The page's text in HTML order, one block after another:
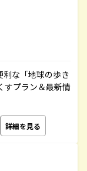
利な「地球の歩き
すプラン＆最新情
詳細を見る